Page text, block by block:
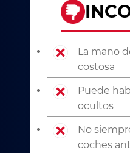
La mano
costosa
Puede
ocultos
No
coches